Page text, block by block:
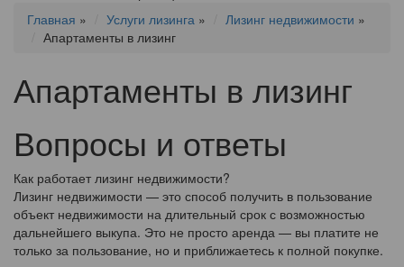
Главная » Услуги лизинга » Лизинг недвижимости »
Апартаменты в лизинг
Апартаменты в лизинг
Вопросы и ответы
Как работает лизинг недвижимости?
Лизинг недвижимости — это способ получить в пользование
объект недвижимости на длительный срок с возможностью
дальнейшего выкупа. Это не просто аренда — вы платите не
только за пользование, но и приближаетесь к полной покупке.